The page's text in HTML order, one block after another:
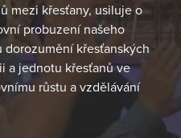
mezi křesťany, usiluje o
probuzení našeho
dorozumění křesťanských
a jednotu křesťanů ve
růstu a vzdělávání